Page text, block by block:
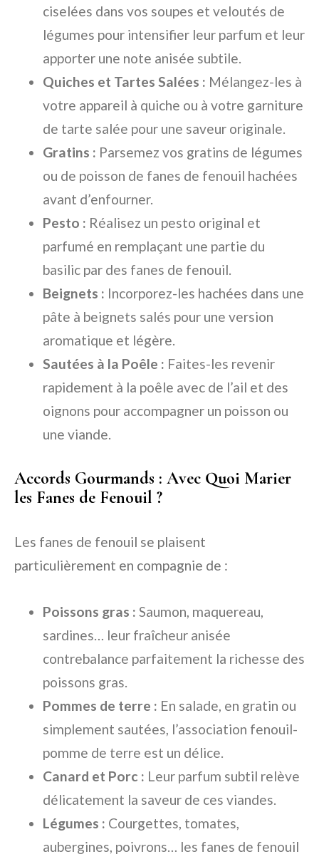
ciselées dans vos soupes et veloutés de
légumes pour intensifier leur parfum et leur
apporter une note anisée subtile.
Quiches et Tartes Salées : Mélangez-les à
votre appareil à quiche ou à votre garniture
de tarte salée pour une saveur originale.
Gratins : Parsemez vos gratins de légumes
ou de poisson de fanes de fenouil hachées
avant d’enfourner.
Pesto : Réalisez un pesto original et
parfumé en remplaçant une partie du
basilic par des fanes de fenouil.
Beignets : Incorporez-les hachées dans une
pâte à beignets salés pour une version
aromatique et légère.
Sautées à la Poêle : Faites-les revenir
rapidement à la poêle avec de l’ail et des
oignons pour accompagner un poisson ou
une viande.
Accords Gourmands : Avec Quoi Marier
les Fanes de Fenouil ?
Les fanes de fenouil se plaisent
particulièrement en compagnie de :
Poissons gras : Saumon, maquereau,
sardines… leur fraîcheur anisée
contrebalance parfaitement la richesse des
poissons gras.
Pommes de terre : En salade, en gratin ou
simplement sautées, l’association fenouil-
pomme de terre est un délice.
Canard et Porc : Leur parfum subtil relève
délicatement la saveur de ces viandes.
Légumes : Courgettes, tomates,
aubergines, poivrons… les fanes de fenouil